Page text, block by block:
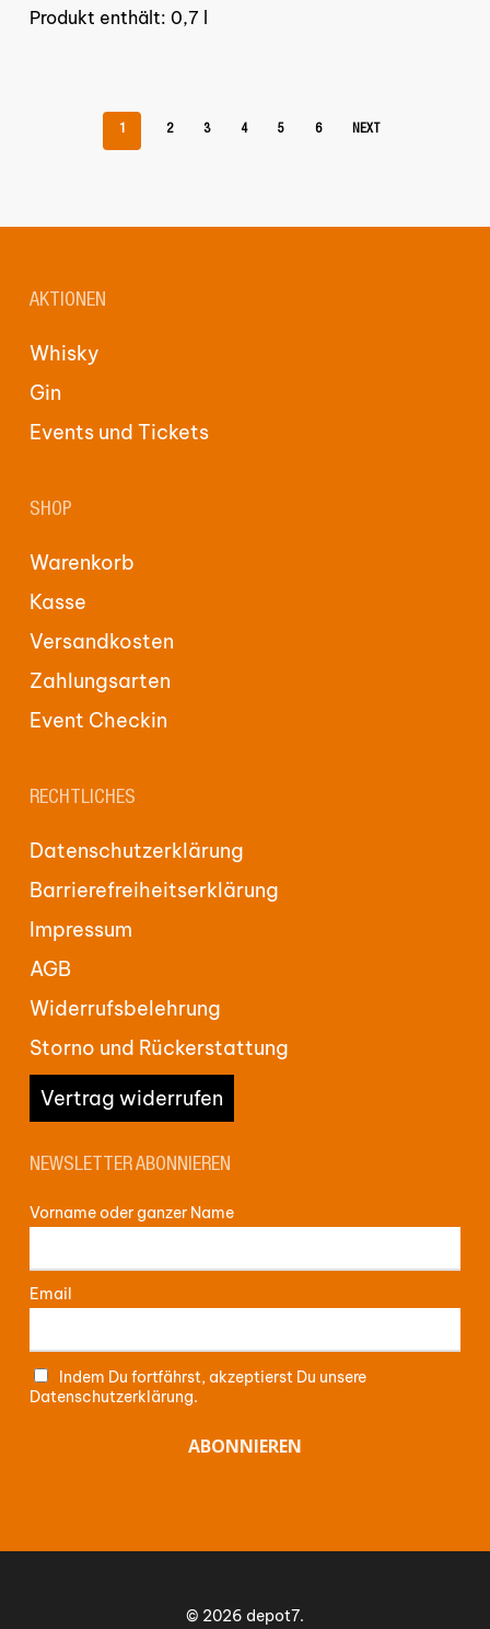
KASSE
Produkt enthält: 0,7
1 2 3 4 5 6 NEXT
AKTIONEN
Whisky
Gin
Events und Tickets
SHOP
Warenkorb
Kasse
Versandkosten
Zahlungsarten
Event Checkin
RECHTLICHES
Datenschutzerklärung
Barrierefreiheitserklärung
Impressum
AGB
Widerrufsbelehrung
Storno und Rückerstattung
Vertrag widerrufen
NEWSLETTER ABONNIEREN
Vorname oder ganzer Name
Email
Indem Du fortfährst, akzeptierst Du unsere
Datenschutzerklärung.
© 2026 depot7.